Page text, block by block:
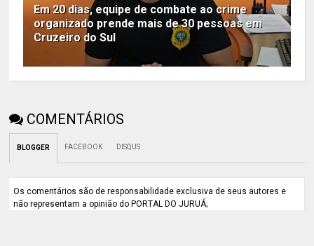
Em 20 dias, equipe de combate ao crime
organizado prende mais de 30 pessoas em
Cruzeiro do Sul
COMENTÁRIOS
BLOGGER FACEBOOK DISQUS
Os comentários são de responsabilidade exclusiva de seus autores e
não representam a opinião do PORTAL DO JURUÁ;